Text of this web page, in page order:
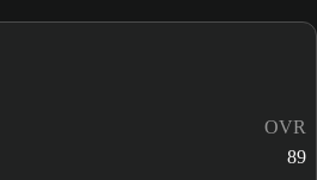
OVR
89